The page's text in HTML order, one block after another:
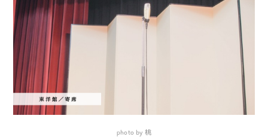
photo by 桃